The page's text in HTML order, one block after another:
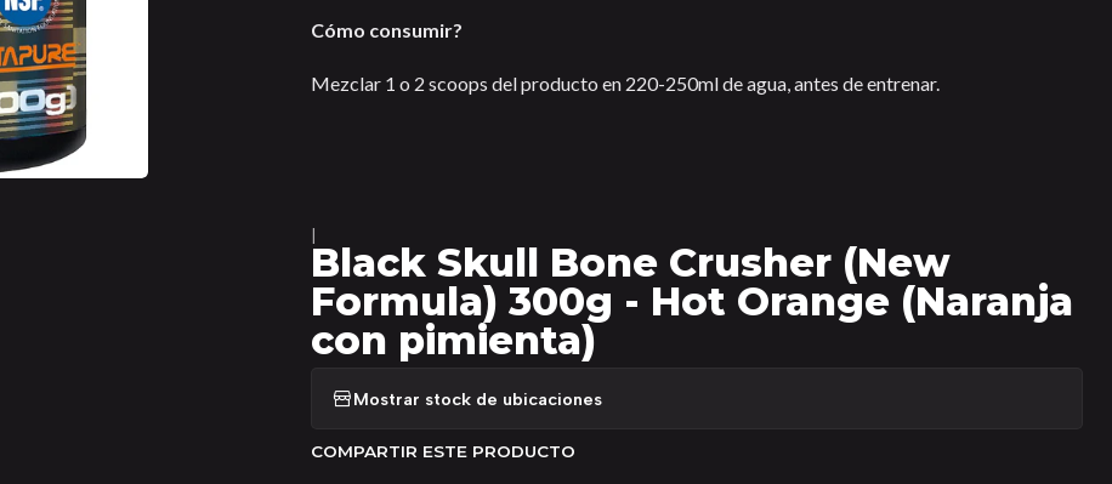
Cómo consumir?
Mezclar 1 o 2 scoops del producto en 220-250ml de agua, antes de entrenar.
Black Skull Bone Crusher (New
Formula) 300g - Hot Orange (Naranja
con pimienta)
Mostrar stock de ubicaciones
COMPARTIR ESTE PRODUCTO